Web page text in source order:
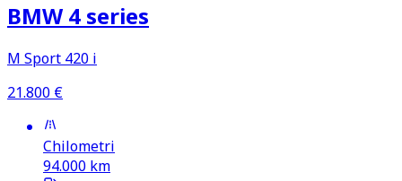
BMW 4 series
M Sport 420 i
21.800 €
Chilometri
94.000 km